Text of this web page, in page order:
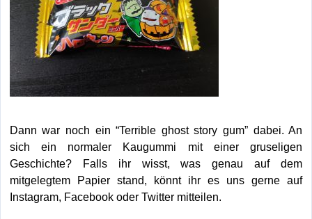
Dann war noch ein “Terrible ghost story gum” dabei. An
sich ein normaler Kaugummi mit einer gruseligen
Geschichte? Falls ihr wisst, was genau auf dem
mitgelegtem Papier stand, könnt ihr es uns gerne auf
Instagram, Facebook oder Twitter mitteilen.